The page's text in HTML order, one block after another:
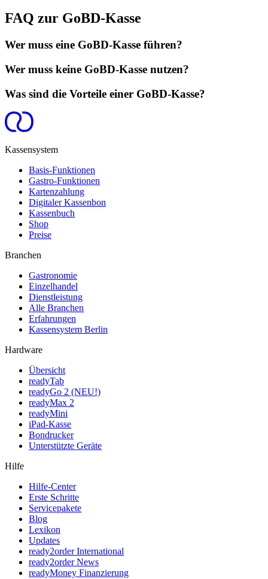
FAQ zur GoBD-Kasse
Wer muss eine GoBD-Kasse führen?
Wer muss keine GoBD-Kasse nutzen?
Was sind die Vorteile einer GoBD-Kasse?
Kassensystem
Basis-Funktionen
Gastro-Funktionen
Kartenzahlung
Digitaler Kassenbon
Kassenbuch
Shop
Preise
Branchen
Gastronomie
Einzelhandel
Dienstleistung
Alle Branchen
Erfahrungen
Kassensystem Berlin
Hardware
Übersicht
readyTab
readyGo 2 (NEU!)
readyMax 2
readyMini
iPad-Kasse
Bondrucker
Unterstützte Geräte
Hilfe
Hilfe-Center
Erste Schritte
Servicepakete
Blog
Lexikon
Updates
ready2order International
ready2order News
readyMoney Finanzierung